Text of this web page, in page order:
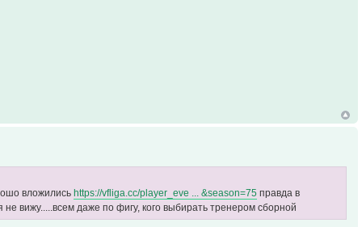
вложились https://vfliga.cc/player_eve ... &season=75 правда в
вижу.....всем даже по фигу, кого выбирать тренером сборной